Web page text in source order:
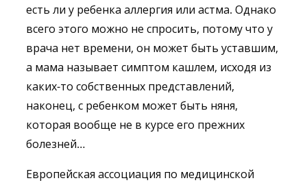
есть ли у ребенка аллергия или астма. Однако
всего этого можно не спросить, потому что у
врача нет времени, он может быть уставшим,
а мама называет симптом кашлем, исходя из
каких-то собственных представлений,
наконец, с ребенком может быть няня,
которая вообще не в курсе его прежних
болезней…
Европейская ассоциация по медицинской